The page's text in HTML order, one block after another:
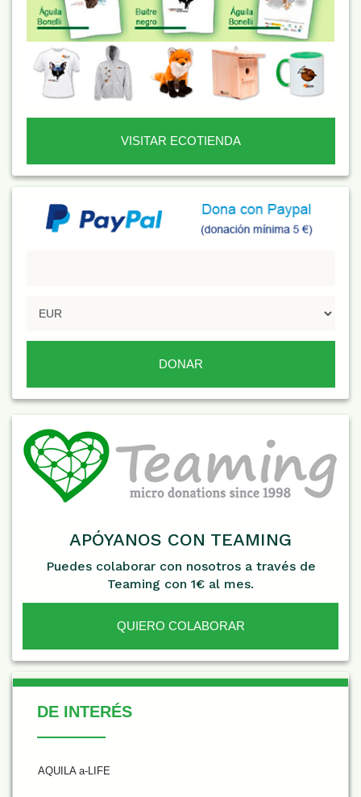
VISITAR ECOTIENDA
APÓYANOS CON TEAMING
Puedes colaborar con nosotros a través de
Teaming con 1€ al mes.
QUIERO COLABORAR
De Interés
DE INTERÉS
AQUILA a-LIFE